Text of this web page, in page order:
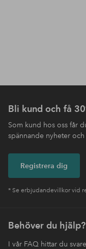
Bli kund och få
Som kund hos oss får
spännande nyheter
Registrera dig
* Se erbjudandevillkor vid
Behöver du hjälp?
I vår FAQ hittar du